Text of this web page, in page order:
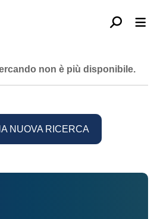
non è più disponibile.
NUOVA RICERCA